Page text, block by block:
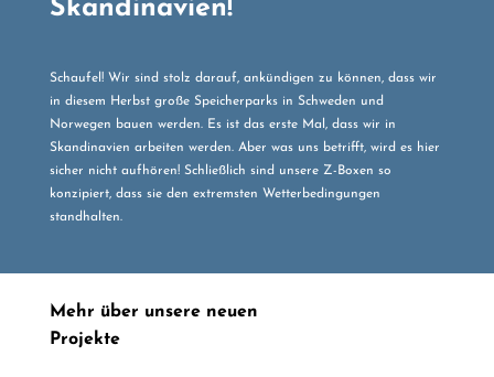
Skandinavien!
Schaufel! Wir sind stolz darauf, ankündigen zu können, dass wir
in diesem Herbst große Speicherparks in Schweden und
Norwegen bauen werden. Es ist das erste Mal, dass wir in
Skandinavien arbeiten werden. Aber was uns betrifft, wird es hier
sicher nicht aufhören! Schließlich sind unsere Z-Boxen so
konzipiert, dass sie den extremsten Wetterbedingungen
standhalten.
Mehr über unsere neuen
Projekte